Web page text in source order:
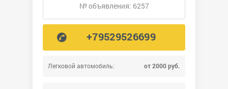
Легковой автомобиль: от 2000 руб.
№ объявления: 6257
+79529526699